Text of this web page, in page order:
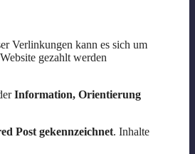
Verlinkungen kann es sich um
gezahlt werden
Information, Orientierung
Post gekennzeichnet. Inhalte